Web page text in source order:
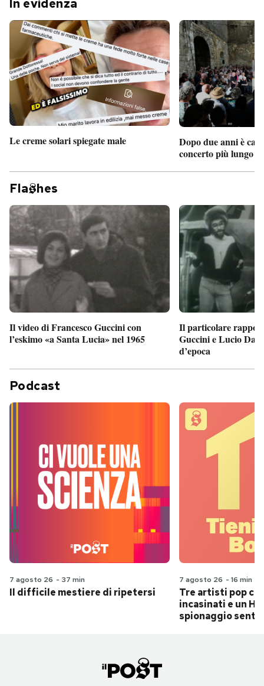
In evidenza
Le creme solari spiegate male
Dopo due anni è
concerto più lungo
Fla hes
Il video di Francesco Guccini con
l’eskimo «a Santa Lucia» nel 1965
Il particolare
Guccini e Lucio
d’epoca
Podcast
7 agosto 26 - 37 min
Il difficile mestiere di ripetersi
7 agosto 26 - 16 min
Tre artisti pop
incasinati e un
spionaggio